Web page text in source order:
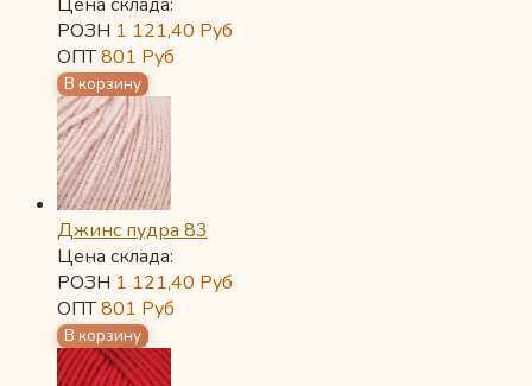
РОЗН 1 121,40 Руб
ОПТ801 Руб
Джинс пудра 83
Цена склада:
РОЗН 1 121,40 Руб
ОПТ801 Руб